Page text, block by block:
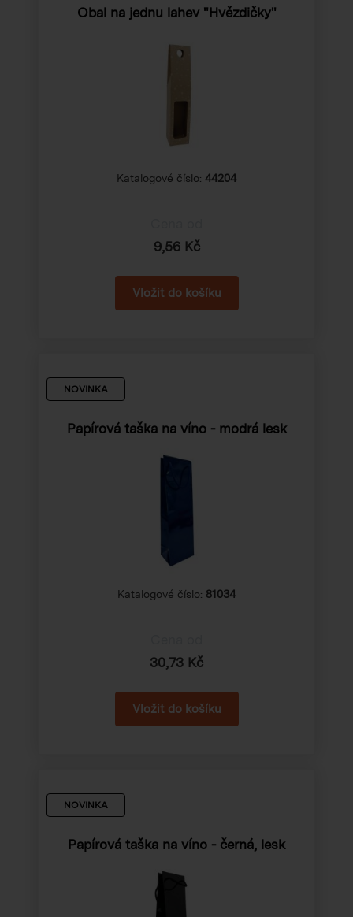
Obal na jednu lahev "Hvězdičky"
Katalogové číslo: 44204
9,56 Kč
NOVINKA
Papírová taška na víno - modrá lesk
Katalogové číslo: 81034
30,73 Kč
NOVINKA
Papírová taška na víno - černá, lesk